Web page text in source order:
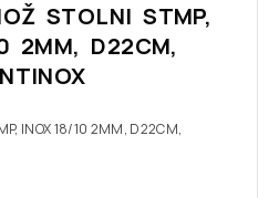
STOLNI STMP,
2MM, D22CM,
INOX 18/10 2MM, D22CM,